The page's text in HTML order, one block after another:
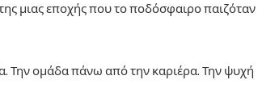
μιας εποχής που το ποδόσφαιρο παιζόταν
Την ομάδα πάνω από την καριέρα. Την ψυχή